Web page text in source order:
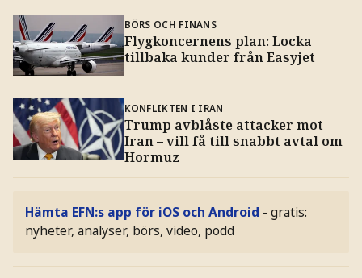
BÖRS OCH FINANS
Flygkoncernens plan: Locka
tillbaka kunder från Easyjet
KONFLIKTEN I IRAN
Trump avblåste attacker mot
Iran – vill få till snabbt avtal om
Hormuz
Hämta EFN:s app för iOS och Android - gratis:
nyheter, analyser, börs, video, podd